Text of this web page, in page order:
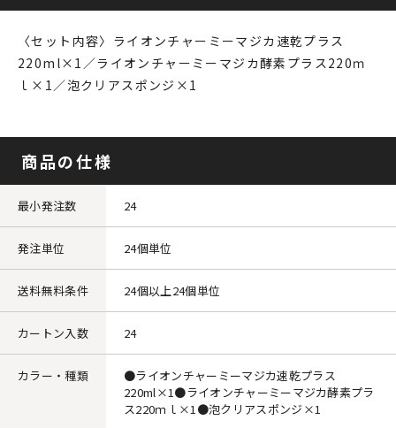
〈セット内容〉ライオンチャーミーマジカ速乾プラス
220ml×1／ライオンチャーミーマジカ酵素プラス220ｍ
ｌ×1／泡クリアスポンジ×1
商品の仕様
最小発注数 24
発注単位 24個単位
送料無料条件 24個以上24個単位
カートン入数 24
カラー・種類
●ライオンチャーミーマジカ速乾プラス
220ml×1●ライオンチャーミーマジカ酵素プラ
ス220ｍｌ×1●泡クリアスポンジ×1